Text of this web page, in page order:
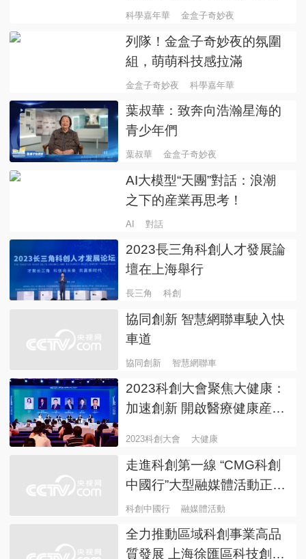
舉辦
科學嘉年華 金盒子奇妙夜
列隊！金盒子奇妙夜的氛圍
組，萌萌科技感拉滿
金盒子奇妙夜 科學嘉年華
葉叔華：致奔向浩瀚星海的
青少年們
葉叔華 金盒子奇妙夜
AI大模型“天團”對話：浪潮
之下的産業再思考！
AI 對話
2023長三角科創人才發展論
壇在上海舉行
長三角 科創
協同創新 智慧網聯車駛入快
車道
協同創新 智慧網聯車
2023科創大會聚焦大健康：
加速創新 開啟醫療健康産業
2023科創大會 大健康
走進科創第一線 “CMG科創
中國行”大型融媒體活動正式
啟動
科創中國行 融媒體活動
全力推動區域科創事業高品